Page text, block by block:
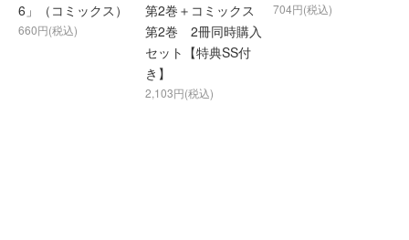
6」（コミックス）
660円(税込)
第2巻＋コミックス
第2巻 2冊同時購入
セット【特典SS付
き】
2,103円(税込)
704円(税込)